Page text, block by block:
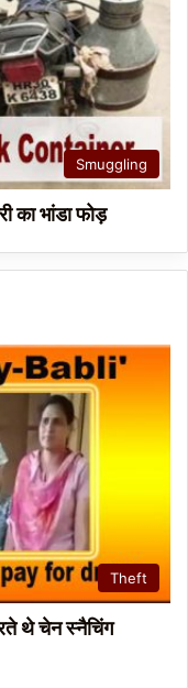
Smuggling
का भांडा फोड़
Theft
थे चेन स्नैचिंग